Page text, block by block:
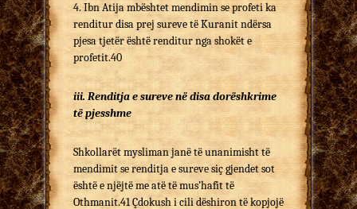
4. Ibn Atija mbështet mendimin se profeti ka
renditur disa prej sureve të Kuranit ndërsa
pjesa tjetër është renditur nga shokët e
profetit.40
iii. Renditja e sureve në disa dorëshkrime
të pjesshme
Shkollarët mysliman janë të unanimisht të
mendimit se renditja e sureve siç gjendet sot
është e njëjtë me atë të mus’hafit të
Othmanit.41 Çdokush i cili dëshiron të kopjojë